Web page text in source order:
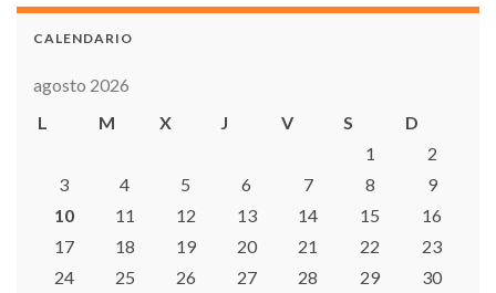
CALENDARIO
agosto 2026
L
M X J V S
D
1
2
3
4 5 6 7 8
9
10
11 12 13 14 15
16
17
18 19 20 21 22
23
24
25 26 27 28 29 30